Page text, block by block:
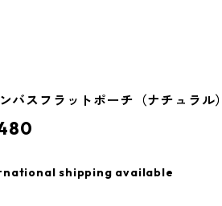
バスフラットポーチ（ナチュラル）
shipping available